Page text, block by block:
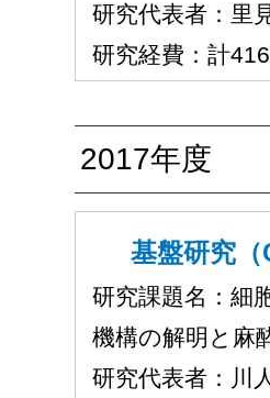
研究代表者：里
研究経費：計
2017年度
基盤研究（
研究課題名：細
機構の解明と麻
研究代表者：川